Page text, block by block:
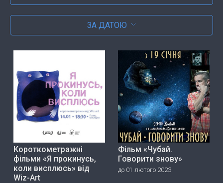
ЗА ДАТОЮ
Короткометражні
фільми «Я прокинусь,
коли висплюсь» від
Wiz-Art
Фільм «Чубай.
Говорити знову»
до 01 лютого 2023